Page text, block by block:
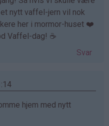
nytt vaffel-jern vil nok
her i mormor-huset ❤️
Vaffel-dag! ☕️
Svar
hjem med nytt